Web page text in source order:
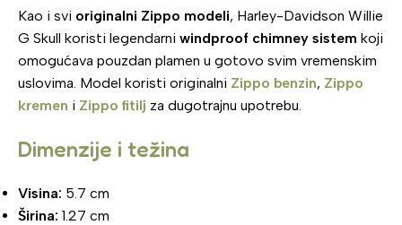
Kao i svi originalni Zippo modeli, Harley-Davidson Willie
G Skull koristi legendarni windproof chimney sistem koji
omogućava pouzdan plamen u gotovo svim vremenskim
uslovima. Model koristi originalni Zippo benzin, Zippo
kremen i Zippo fitilj za dugotrajnu upotrebu.
Dimenzije i težina
Visina: 5.7 cm
Širina: 1.27 cm